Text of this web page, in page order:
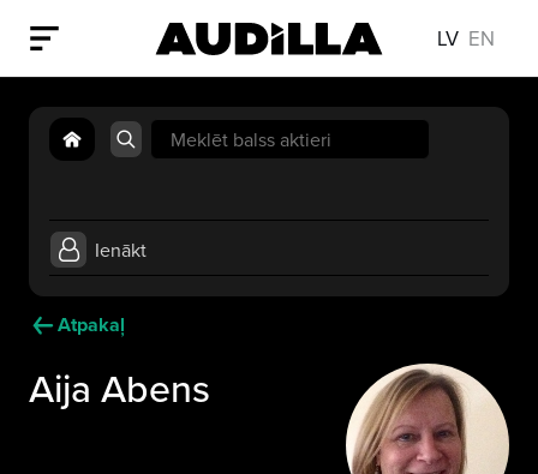
LV EN
Search
for:
Ienākt
Atpakaļ
Aija Abens